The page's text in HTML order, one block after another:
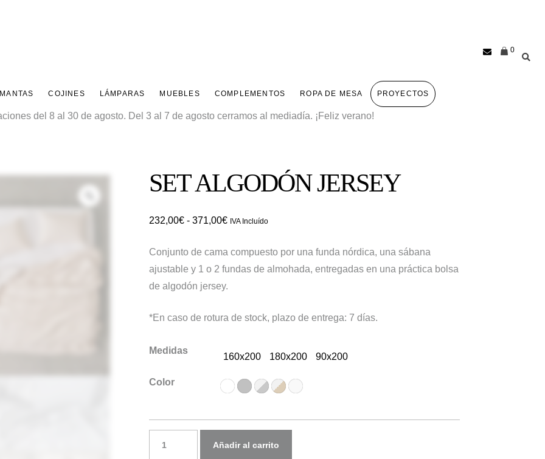
0
COJINES LÁMPARAS MUEBLES COMPLEMENTOS ROPA DE MESA PROYECTOS
del 8 al 30 de agosto. Del 3 al 7 de agosto cerramos al mediadía. ¡Feliz verano!
SET ALGODÓN JERSEY
232,00€ - 371,00€Rango
precios:
desde
232,00€
371,00€
IVA Incluído
Conjunto de cama compuesto por una funda nórdica, una sábana
ajustable y 1 o 2 fundas de almohada, entregadas en una práctica bolsa
de algodón jersey.
*En caso de rotura de stock, plazo de entrega: 7 días.
Medidas
160x200 180x200 90x200
Color
Añadir al carrito